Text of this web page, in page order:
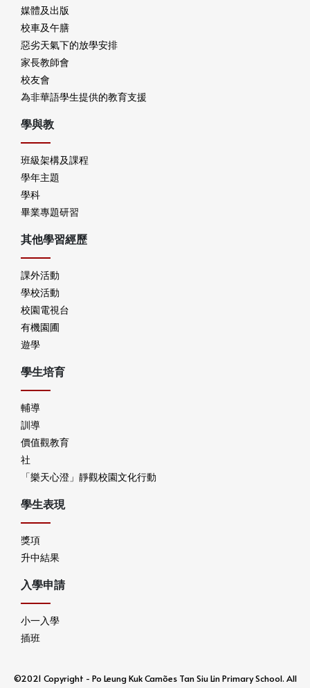
媒體及出版
校車及午膳
惡劣天氣下的放學安排
家長教師會
校友會
為非華語學生提供的教育支援
學與教
班級架構及課程
學年主題
學科
畢業專題研習
其他學習經歷
課外活動
學校活動
校園電視台
有機園圃
遊學
學生培育
輔導
訓導
價值觀教育
社
「樂天心澄」靜觀校園文化行動
學生表現
獎項
升中結果
入學申請
小一入學
插班
©2021 Copyright - Po Leung Kuk Camões Tan Siu Lin Primary School. All